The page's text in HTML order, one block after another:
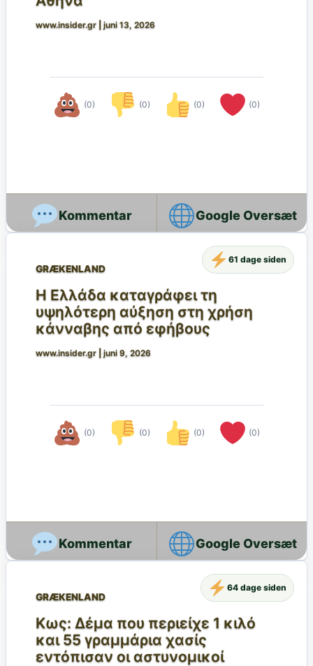
www.insider.gr juni 13, 2026
(0) (0) (0) (0)
Google Oversæt
GRÆKENLAND
Η Ελλάδα καταγράφει τη
υψηλότερη αύξηση στη χρήση
κάνναβης από εφήβους
www.insider.gr juni 9, 2026
(0) (0) (0) (0)
61 dage siden
Google Oversæt
GRÆKENLAND
Κως: Δέμα που περιείχε 1 κιλό
και 55 γραμμάρια χασίς
εντόπισαν οι αστυνομικοί
64 dage siden